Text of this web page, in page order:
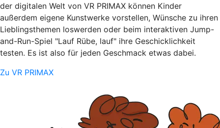
der digitalen Welt von VR PRIMAX können Kinder
außerdem eigene Kunstwerke vorstellen, Wünsche zu ihren
Lieblingsthemen loswerden oder beim interaktiven Jump-
and-Run-Spiel "Lauf Rübe, lauf" ihre Geschicklichkeit
testen. Es ist also für jeden Geschmack etwas dabei.
Zu VR PRIMAX